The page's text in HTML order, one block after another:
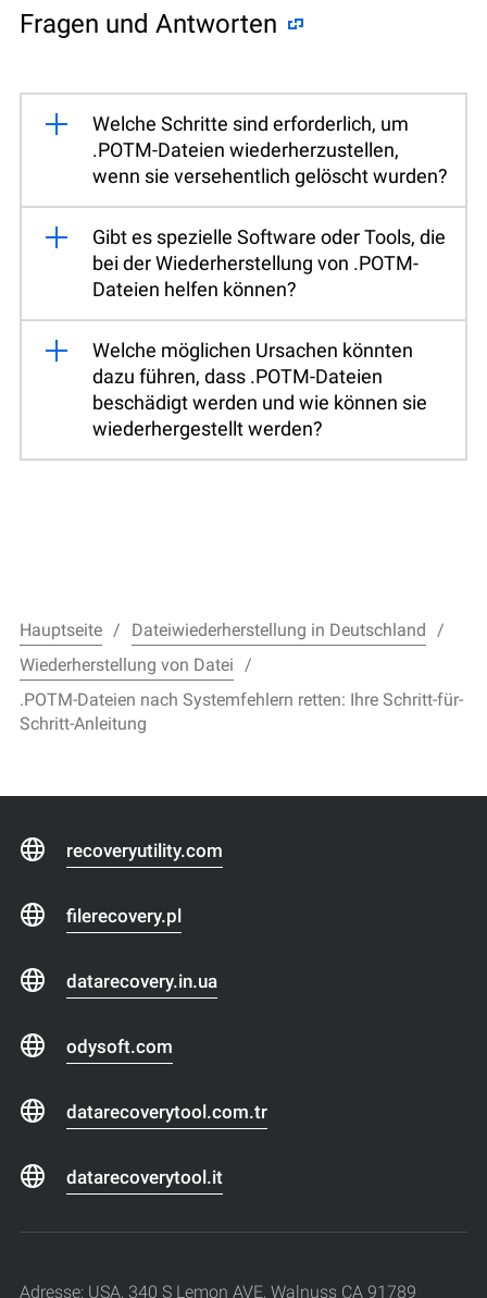
Fragen und Antworten
Welche Schritte sind erforderlich, um
.POTM-Dateien wiederherzustellen,
wenn sie versehentlich gelöscht wurden?
Gibt es spezielle Software oder Tools, die
bei der Wiederherstellung von .POTM-
Dateien helfen können?
Welche möglichen Ursachen könnten
dazu führen, dass .POTM-Dateien
beschädigt werden und wie können sie
wiederhergestellt werden?
Hauptseite
Dateiwiederherstellung in Deutschland
Wiederherstellung von Datei
.POTM-Dateien nach Systemfehlern retten: Ihre Schritt-für-
Schritt-Anleitung
recoveryutility.com
filerecovery.pl
datarecovery.in.ua
odysoft.com
datarecoverytool.com.tr
datarecoverytool.it
Adresse: USA, 340 S Lemon AVE, Walnuss CA 91789